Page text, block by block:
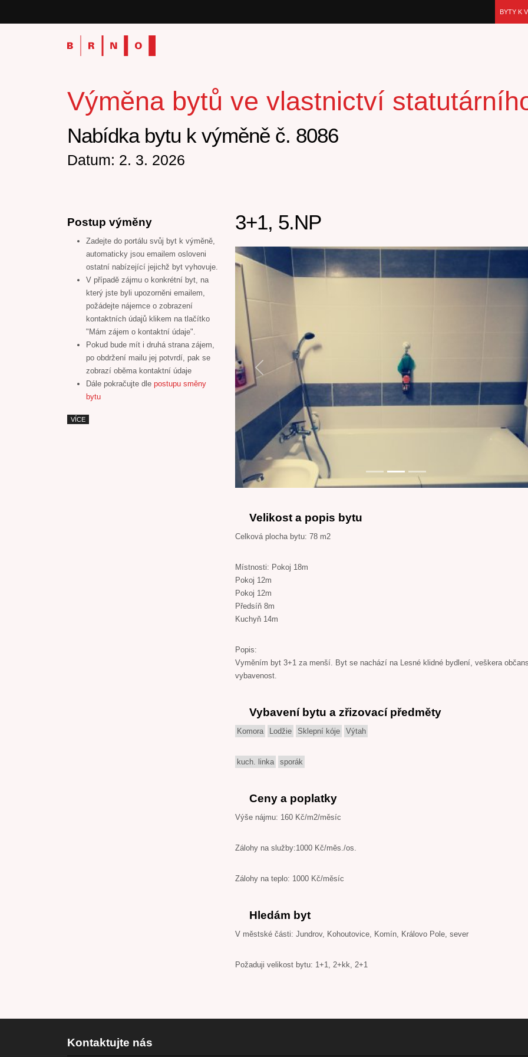
BYTY K
Výměna bytů ve vlastnictví
Nabídka bytu k výměně č. 8086
Datum: 2. 3. 2026
Postup výměny
Zadejte do portálu svůj byt k výměně,
automaticky jsou emailem osloveni
ostatní nabízející jejichž byt vyhovuje.
V případě zájmu o konkrétní byt, na
který jste byli upozorněni emailem,
požádejte nájemce o zobrazení
kontaktních údajů klikem na tlačítko
"Mám zájem o kontaktní údaje".
Pokud bude mít i druhá strana zájem,
po obdržení mailu jej potvrdí, pak se
zobrazí oběma kontaktní údaje
Dále pokračujte dle postupu směny
bytu
VÍCE
3+1, 5.NP
Previous
Velikost a popis bytu
Celková plocha bytu: 78 m2
Místnosti: Pokoj 18m
Pokoj 12m
Pokoj 12m
Předsíň 8m
Kuchyň 14m
Popis:
Vyměním byt 3+1 za menší. Byt se nachází na Lesné klidné bydlení, veškera
vybavenost.
Vybavení bytu a zřizovací předměty
Komora Lodžie Sklepní kóje Výtah
kuch. linka sporák
Ceny a poplatky
Výše nájmu: 160 Kč/m2/měsíc
Zálohy na služby:1000 Kč/měs./os.
Zálohy na teplo: 1000 Kč/měsíc
Hledám byt
V městské části: Jundrov, Kohoutovice, Komín, Královo Pole, sever
Požaduji velikost bytu: 1+1, 2+kk, 2+1
Kontaktujte nás